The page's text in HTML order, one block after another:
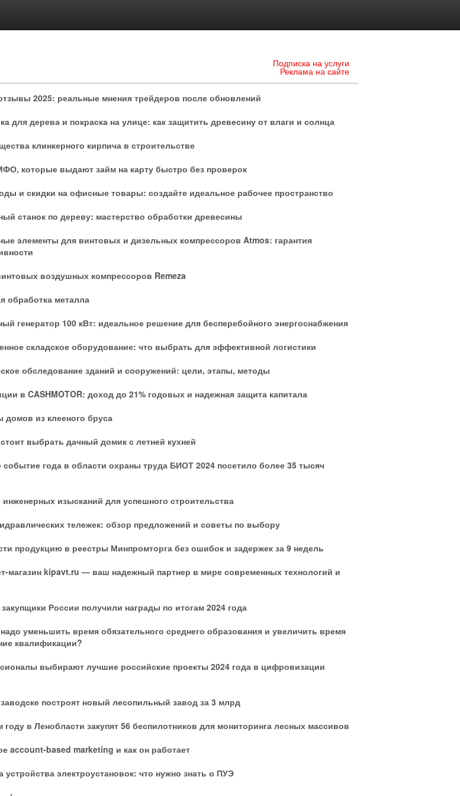
Подписка на услуги
Реклама на сайте
2025: реальные мнения трейдеров после обновлений
для дерева и покраска на улице: как защитить древесину от влаги и солнца
клинкерного кирпича в строительстве
которые выдают займ на карту быстро без проверок
и скидки на офисные товары: создайте идеальное рабочее пространство
станок по дереву: мастерство обработки древесины
элементы для винтовых и дизельных компрессоров Atmos: гарантия
воздушных компрессоров Remeza
обработка металла
генератор 100 кВт: идеальное решение для бесперебойного энергоснабжения
складское оборудование: что выбрать для эффективной логистики
обследование зданий и сооружений: цели, этапы, методы
в CASHMOTOR: доход до 21% годовых и надежная защита капитала
домов из клееного бруса
выбрать дачный домик с летней кухней
событие года в области охраны труда БИОТ 2024 посетило более 35 тысяч
изысканий для успешного строительства
тележек: обзор предложений и советы по выбору
продукцию в реестры Минпромторга без ошибок и задержек за 9 недель
магазин kipavt.ru — ваш надежный партнер в мире современных технологий и
России получили награды по итогам 2024 года
уменьшить время обязательного среднего образования и увеличить время
квалификации?
выбирают лучшие российские проекты 2024 года в цифровизации
построят новый лесопильный завод за 3 млрд
году в Ленобласти закупят 56 беспилотников для мониторинга лесных массивов
account-based marketing и как он работает
устройства электроустановок: что нужно знать о ПУЭ